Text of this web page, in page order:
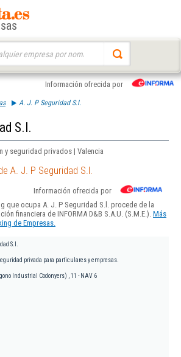
Información ofrecida por
A. J. P Seguridad S.l.
S.l.
y seguridad privados | Valencia
A. J. P Seguridad S.l.
Información ofrecida por
que ocupa A. J. P Seguridad S.l. procede de la
financiera de INFORMA D&B S.A.U. (S.M.E.). Más
de Empresas.
S.l.
privada para particulares y empresas.
Industrial Codonyers) , 11 - NAV 6